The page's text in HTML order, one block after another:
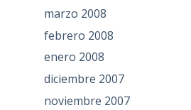
marzo 2008
febrero 2008
enero 2008
diciembre 2007
noviembre 2007